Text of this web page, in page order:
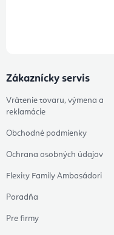
Zákaznícky servis
Vrátenie tovaru, výmena a
reklamácie
Obchodné podmienky
Ochrana osobných údajov
Flexity Family Ambasádori
Poradňa
Pre firmy